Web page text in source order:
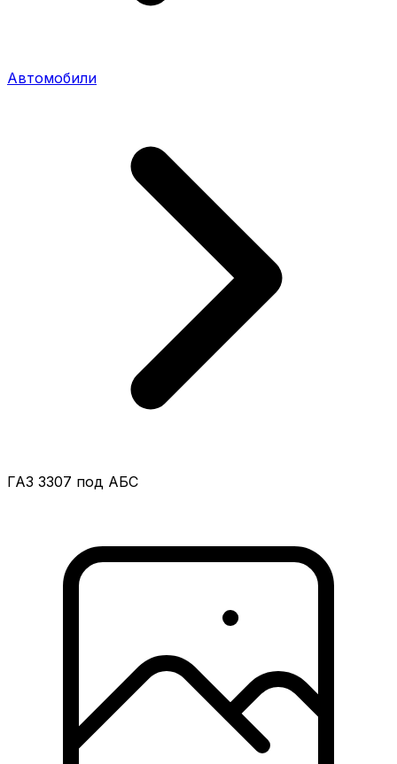
Автомобили
ГАЗ 3307 под АБС